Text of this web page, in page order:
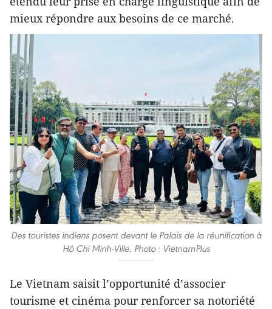
mieux répondre aux besoins de ce marché.
Des touristes indiens posent devant le Palais de la réunification à
Hô Chi Minh-Ville. Photo : VietnamPlus
Le Vietnam saisit l’opportunité d’associer
tourisme et cinéma pour renforcer sa notoriété